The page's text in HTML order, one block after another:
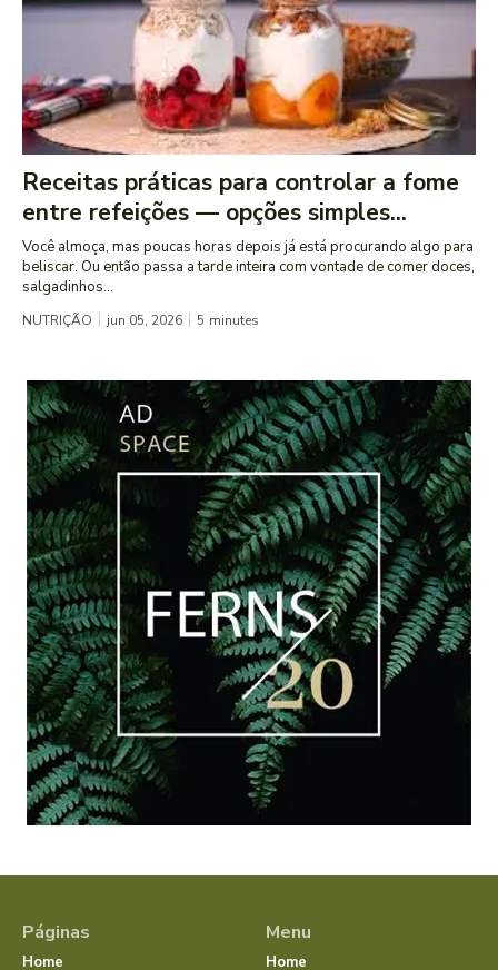
Receitas práticas para controlar a fome
entre refeições — opções simples...
Você almoça, mas poucas horas depois já está procurando algo para
beliscar. Ou então passa a tarde inteira com vontade de comer doces,
salgadinhos...
NUTRIÇÃO jun 05, 2026 5 minutes
Páginas
Home
Menu
Home